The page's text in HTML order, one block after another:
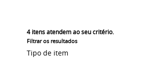
4itens atendem ao seu critério.
Filtrar os resultados
Tipo de item